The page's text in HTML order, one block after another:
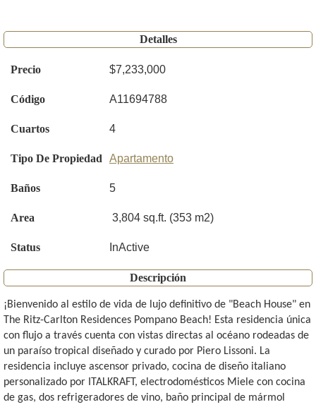
Detalles
Precio $7,233,000
Código A11694788
Cuartos 4
Tipo De Propiedad Apartamento
Baños 5
Area 3,804 sq.ft. (353 m2)
Status InActive
Descripción
¡Bienvenido al estilo de vida de lujo definitivo de "Beach House" en
The Ritz-Carlton Residences Pompano Beach! Esta residencia única
con flujo a través cuenta con vistas directas al océano rodeadas de
un paraíso tropical diseñado y curado por Piero Lissoni. La
residencia incluye ascensor privado, cocina de diseño italiano
personalizado por ITALKRAFT, electrodomésticos Miele con cocina
de gas, dos refrigeradores de vino, baño principal de mármol